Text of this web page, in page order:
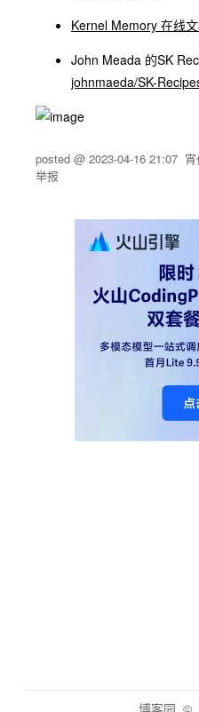
Kernel Memory 在线
John Meada 的SK
johnmaeda/SK-
posted @ 2023-04-16 21:07
举报
博客园 ©